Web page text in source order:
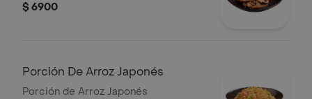
$ 6900
Porción De Arroz Japonés
Porción de Arroz Japonés